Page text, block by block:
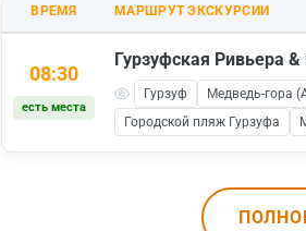
ВРЕМЯ МАРШРУТ ЭКСКУРСИИ
08:30
есть места
Гурзуфская Ривьера
Гурзуф Медведь-гора
Городской пляж Гурзуфа